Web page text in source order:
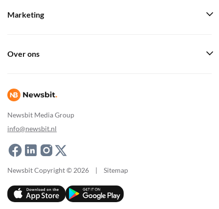
Newsbit Media Group
info@newsbit.nl
Marketing
Over ons
Newsbit Copyright © 2026 | Sitemap